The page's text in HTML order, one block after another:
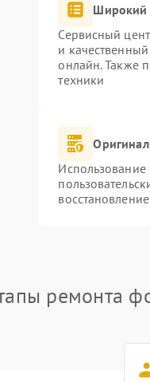
Широкий
Сервисный
и
онлайн. Также
техники
ремонта